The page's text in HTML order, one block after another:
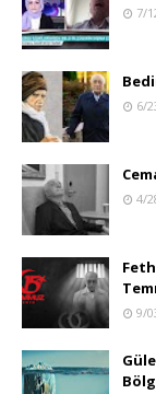
7/
6/
4/
9/